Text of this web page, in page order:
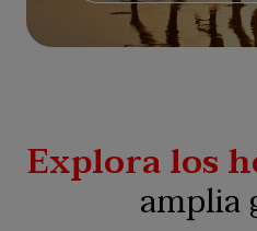
Explora los
amplia